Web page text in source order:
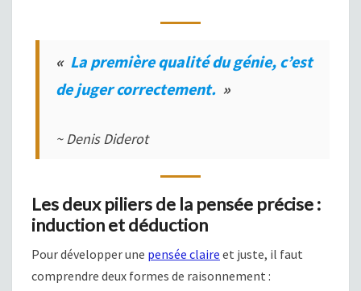
« La première qualité du génie, c’est
de juger correctement. »
~ Denis Diderot
Les deux piliers de la pensée précise :
induction et déduction
Pour développer une pensée claire et juste, il faut
comprendre deux formes de raisonnement :